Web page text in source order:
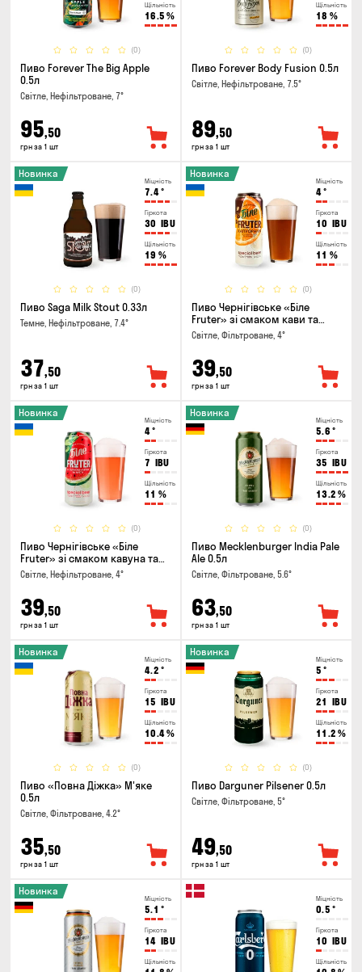
Щільність
16.5 %
(0)
Пиво Forever The Big Apple
0.5л
Світле, Нефільтроване, 7°
95,50
грн за 1 шт
Щільність
18 %
(0)
Пиво Forever Body Fusion 0.5л
Світле, Нефільтроване, 7.5°
89,50
грн за 1 шт
Міцність
7.4°
Гіркота
30 IBU
Щільність
19 %
(0)
Новинка
Пиво Saga Milk Stout 0.33л
Темне, Нефільтроване, 7.4°
37,50
грн за 1 шт
Міцність
4°
Гіркота
10 IBU
Щільність
11 %
(0)
Новинка
Пиво Чернігівське «Біле
Fruter» зі смаком кави та
апельсину 0.5л
Світле, Фільтроване, 4°
39,50
грн за 1 шт
Міцність
4°
Гіркота
7 IBU
Щільність
11 %
(0)
Новинка
Пиво Чернігівське «Біле
Fruter» зі смаком кавуна та
м'яти 0.5л
Світле, Нефільтроване, 4°
39,50
грн за 1 шт
Міцність
5.6 °
Гіркота
35 IBU
Щільність
13.2 %
(0)
Новинка
Пиво Mecklenburger India Pale
Ale 0.5л
Світле, Фільтроване, 5.6°
63,50
грн за 1 шт
Міцність
4.2 °
Гіркота
15 IBU
Щільність
10.4%
(0)
Новинка
Пиво «Повна Діжка» М'яке
0.5л
Світле, Фільтроване, 4.2°
35,50
грн за 1 шт
Міцність
5 °
Гіркота
21 IBU
Щільність
11.2 %
(0)
Новинка
Пиво Darguner Pilsener 0.5л
Світле, Фільтроване, 5°
49,50
грн за 1 шт
Міцність
5.1 °
Гіркота
14 IBU
Щільність
Новинка
Міцність
0.5 °
Гіркота
10 IBU
Щільність